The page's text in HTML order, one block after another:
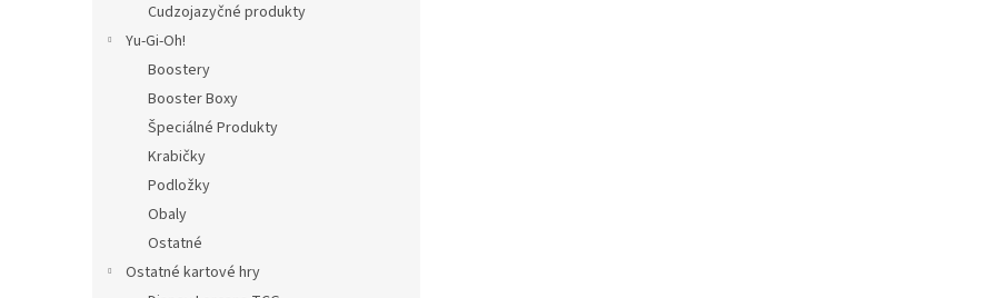
Cudzojazyčné produkty
Yu-Gi-Oh!
Boostery
Booster Boxy
Špeciálné Produkty
Krabičky
Podložky
Obaly
Ostatné
Ostatné kartové hry